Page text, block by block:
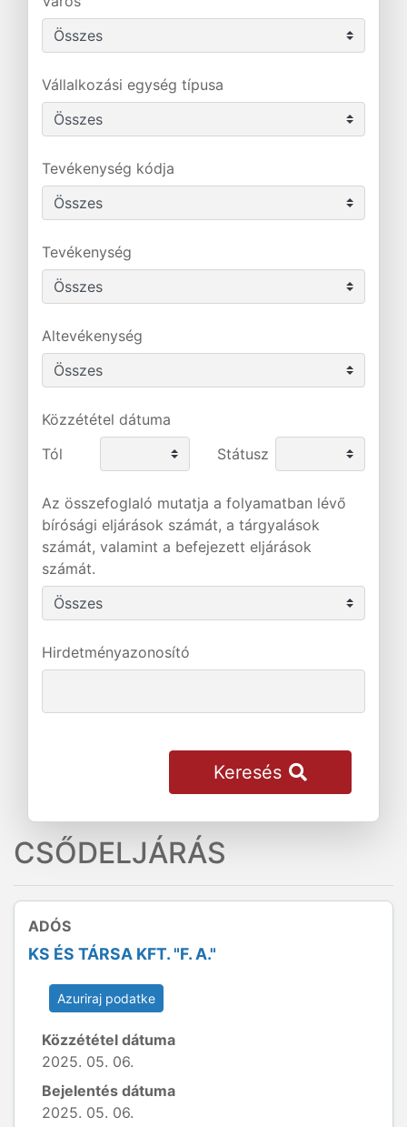
Vállalkozási egység típusa
Tevékenység kódja
Tevékenység
Altevékenység
Közzététel dátuma
Tól
Státusz
Az összefoglaló mutatja a folyamatban lévő
bírósági eljárások számát, a tárgyalások
számát, valamint a befejezett eljárások
számát.
Hirdetményazonosító
Keresés
CSŐDELJÁRÁS
ADÓS
KS ÉS TÁRSA KFT. "F. A."
Azuriraj podatke
Közzététel dátuma
2025. 05. 06.
Bejelentés dátuma
2025. 05. 06.